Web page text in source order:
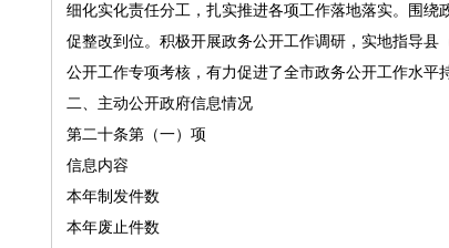
细化实化责任分工，扎实推进各项工作落地落实。围
促整改到位。积极开展政务公开工作调研，实地指导
公开工作专项考核，有力促进了全市政务公开工作水平
二、主动公开政府信息情况
第二十条第（一）项
信息内容
本年制发件数
本年废止件数